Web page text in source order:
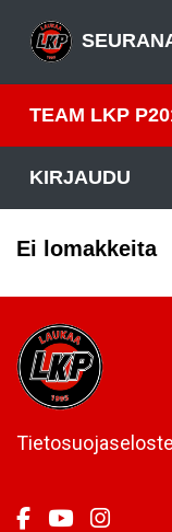
TEAM LKP
KIRJAUDU
Ei lomakkeita
Tietosuojaseloste